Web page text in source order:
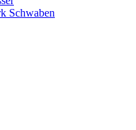
Schwaben